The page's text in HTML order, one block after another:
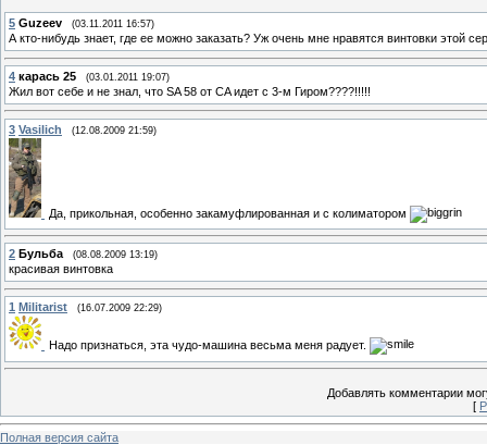
5 Guzeev (03.11.2011 16:57)
А кто-нибудь знает, где ее можно заказать? Уж очень мне нравятся винтовки этой
4 карась 25 (03.01.2011 19:07)
Жил вот себе и не знал, что SA 58 от CA идет с 3-м Гиром????!!!!!
3 Vasilich (12.08.2009 21:59)
Да, прикольная, особенно закамуфлированная и с колиматором
2 Бульба (08.08.2009 13:19)
красивая винтовка
1 Militarist (16.07.2009 22:29)
Надо признаться, эта чудо-машина весьма меня радует.
Добавлять комментарии
[
Полная версия сайта